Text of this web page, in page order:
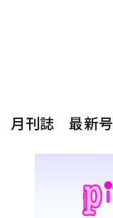
月刊誌 最新号